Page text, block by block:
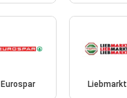
Eurospar Liebmarkt